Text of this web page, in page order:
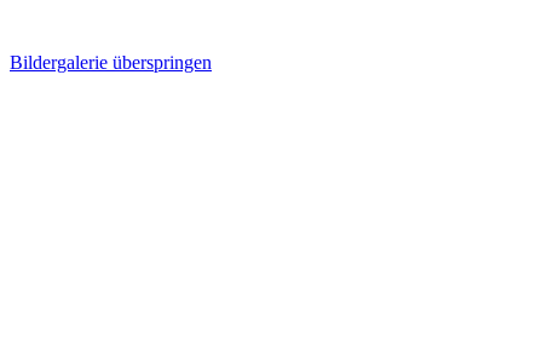
Bildergalerie überspringen